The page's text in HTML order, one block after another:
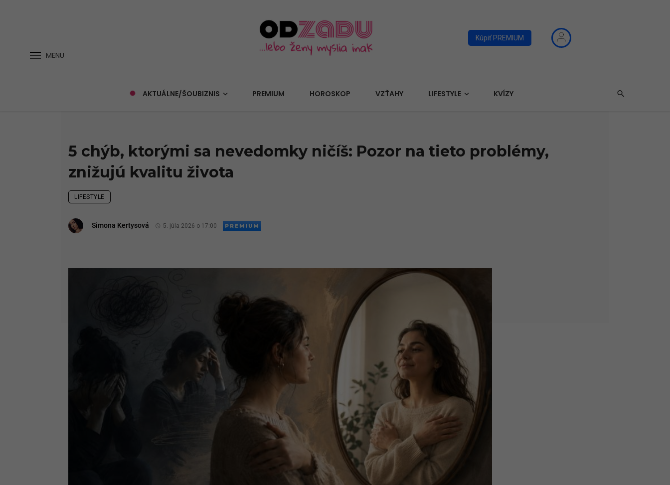
MENU
Kúpiť PREMIUM
AKTUÁLNE/ŠOUBIZNIS PREMIUM HOROSKOP VZŤAHY LIFESTYLE KVÍZY
5 chýb, ktorými sa nevedomky ničíš: Pozor na tieto problémy,
znižujú kvalitu života
LIFESTYLE
Simona Kertysová 5. júla 2026 o 17:00